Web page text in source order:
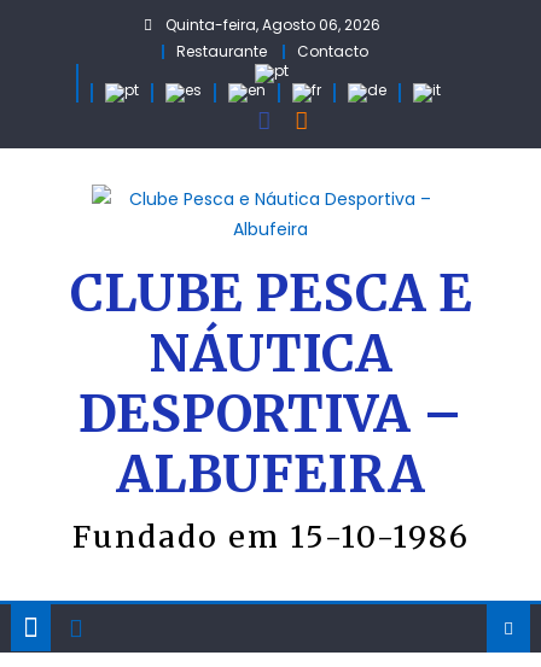
Quinta-feira, Agosto 06, 2026
Restaurante
Contacto
CLUBE PESCA E
NÁUTICA
DESPORTIVA –
ALBUFEIRA
Fundado em 15-10-1986